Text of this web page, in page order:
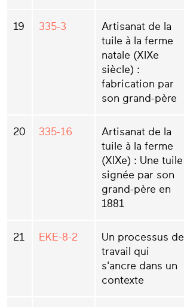
19 335-3
Artisanat de la
tuile à la ferme
natale (XIXe
siècle) :
fabrication par
son grand-père
20 335-16
Artisanat de la
tuile à la ferme
(XIXe) : Une tuile
signée par son
grand-père en
1881
21 EKE-8-2
Un processus de
travail qui
s'ancre dans un
contexte